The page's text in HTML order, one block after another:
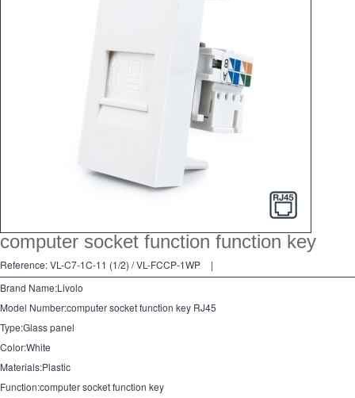
computer socket function function key
Reference:VL-C7-1C-11 (1/2) / VL-FCCP-1WP
|
Brand Name:Livolo
Model Number:computer socket function key RJ45
Type:Glass panel
Color:White
Materials:Plastic
Function:computer socket function key